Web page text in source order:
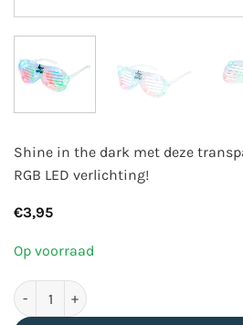
Shine in the dark met deze
RGB LED verlichting!
€3,95
Op voorraad
LED shutter bril RGB transparant